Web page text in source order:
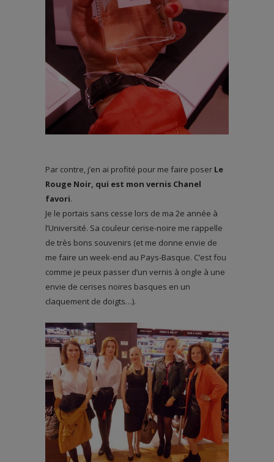
Par contre, j’en ai profité pour me faire poser Le
Rouge Noir, qui est mon vernis Chanel
favori.
Je le portais sans cesse lors de ma 2e année à
l’Université. Sa couleur cerise-noire me rappelle
de très bons souvenirs (et me donne envie de
me faire un week-end au Pays-Basque. C’est fou
comme je peux passer d’un vernis à ongle à une
envie de cerises noires basques en un
claquement de doigts…).